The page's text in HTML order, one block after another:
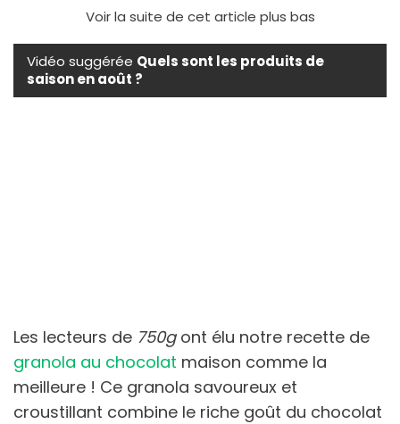
Voir la suite de cet article plus bas
Vidéo suggérée Quels sont les produits de
saison en août ?
Les lecteurs de 750gont élu notre recette de
granola au chocolat maison comme la
meilleure ! Ce granola savoureux et
croustillant combine le riche goût du chocolat